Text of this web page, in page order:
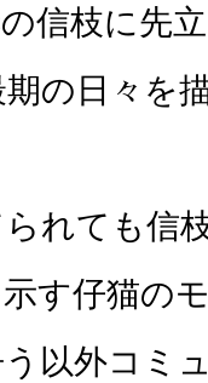
信枝に先
の日々を
れても信
す仔猫の
以外コミ